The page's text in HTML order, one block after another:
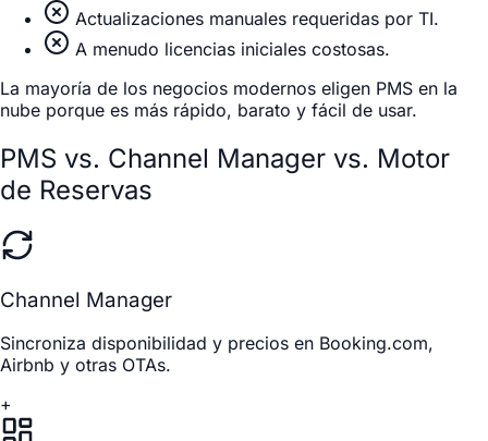
Actualizaciones manuales requeridas por TI.
A menudo licencias iniciales costosas.
La mayoría de los negocios modernos eligen PMS en la
nube porque es más rápido, barato y fácil de usar.
PMS vs. Channel Manager vs. Motor
de Reservas
Channel Manager
Sincroniza disponibilidad y precios en Booking.com,
Airbnb y otras OTAs.
+